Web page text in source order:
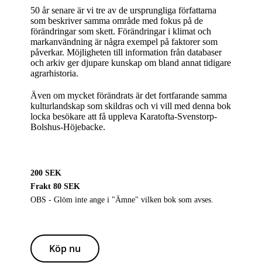
50 år senare är vi tre av de ursprungliga författarna
som beskriver samma område med fokus på de
förändringar som skett. Förändringar i klimat och
markanvändning är några exempel på faktorer som
påverkar. Möjligheten till information från databaser
och arkiv ger djupare kunskap om bland annat tidigare
agrarhistoria.
Även om mycket förändrats är det fortfarande samma
kulturlandskap som skildras och vi vill med denna bok
locka besökare att få uppleva Karatofta-Svenstorp-
Bolshus-Höjebacke.
200 SEK
Frakt 80 SEK
OBS - Glöm inte ange i "Ämne" vilken bok som avses.
Köp nu